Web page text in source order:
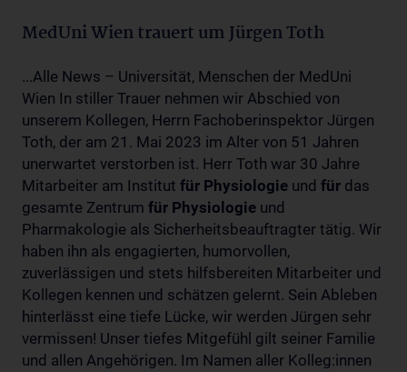
MedUni Wien trauert um Jürgen Toth
...Alle News – Universität, Menschen der MedUni
Wien In stiller Trauer nehmen wir Abschied von
unserem Kollegen, Herrn Fachoberinspektor Jürgen
Toth, der am 21. Mai 2023 im Alter von 51 Jahren
unerwartet verstorben ist. Herr Toth war 30 Jahre
Mitarbeiter am Institut für Physiologie und für das
gesamte Zentrum für Physiologie und
Pharmakologie als Sicherheitsbeauftragter tätig. Wir
haben ihn als engagierten, humorvollen,
zuverlässigen und stets hilfsbereiten Mitarbeiter und
Kollegen kennen und schätzen gelernt. Sein Ableben
hinterlässt eine tiefe Lücke, wir werden Jürgen sehr
vermissen! Unser tiefes Mitgefühl gilt seiner Familie
und allen Angehörigen. Im Namen aller Kolleg:innen